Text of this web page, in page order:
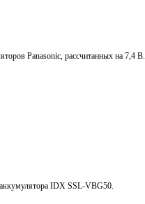
Panasonic, рассчитанных на 7,4 В.
IDX SSL-VBG50.